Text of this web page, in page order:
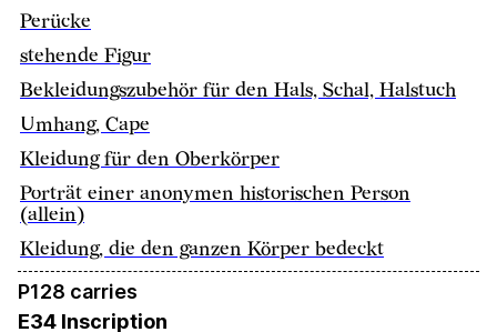
Perücke
stehende Figur
Bekleidungszubehör für den Hals, Schal, Halstuch
Umhang, Cape
Kleidung für den Oberkörper
Porträt einer anonymen historischen Person
(allein)
Kleidung, die den ganzen Körper bedeckt
P128 carries
E34 Inscription